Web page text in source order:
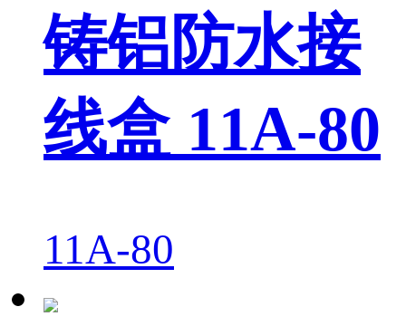
铸铝防水接
线盒 11A-80
11A-80